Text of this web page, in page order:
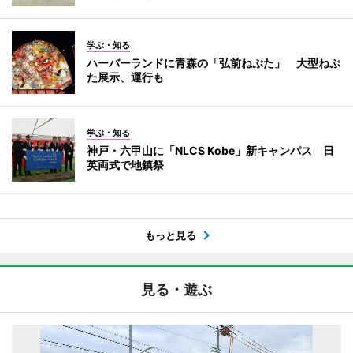
学ぶ・知る
ハーバーランドに青森の「弘前ねぷた」 大型ねぷ
た展示、運行も
学ぶ・知る
神戸・六甲山に「NLCS Kobe」新キャンパス 日
英両式で地鎮祭
もっと見る
見る・遊ぶ